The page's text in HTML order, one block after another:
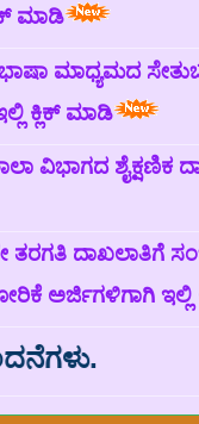
ಮಾಡಿ
ಮಾಧ್ಯಮದ
ಕ್ಲಿಕ್ ಮಾಡಿ
ವಿಭಾಗದ ಶೈಕ್ಷಣಿಕ
ತರಗತಿ ದಾಖಲಾತಿಗೆ
ಅರ್ಜಿಗಳಿಗಾಗಿ ಇಲ್ಲಿ